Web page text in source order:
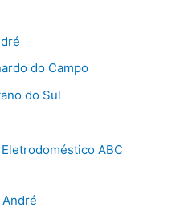
do Campo
do Sul
ABC